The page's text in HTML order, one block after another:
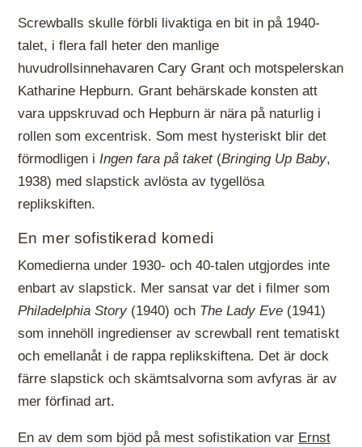
Screwballs skulle förbli livaktiga en bit in på 1940-
talet, i flera fall heter den manlige
huvudrollsinnehavaren Cary Grant och motspelerskan
Katharine Hepburn. Grant behärskade konsten att
vara uppskruvad och Hepburn är nära på naturlig i
rollen som excentrisk. Som mest hysteriskt blir det
förmodligen i Ingen fara på taket(Bringing Up Baby,
1938) med slapstick avlösta av tygellösa
replikskiften.
En mer sofistikerad komedi
Komedierna under 1930- och 40-talen utgjordes inte
enbart av slapstick. Mer sansat var det i filmer som
Philadelphia Story(1940) och The Lady Eve (1941)
som innehöll ingredienser av screwball rent tematiskt
och emellanåt i de rappa replikskiftena. Det är dock
färre slapstick och skämtsalvorna som avfyras är av
mer förfinad art.
En av dem som bjöd på mest sofistikation var Ernst